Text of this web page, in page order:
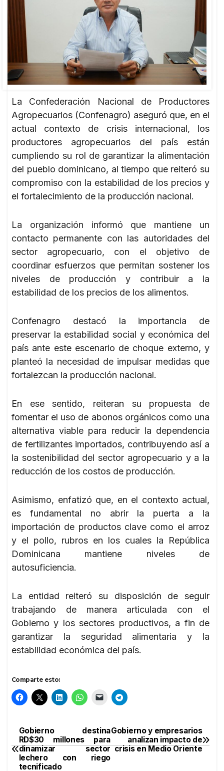
La Confederación Nacional de Productores
Agropecuarios (Confenagro) aseguró que, en el
actual contexto de crisis internacional, los
productores agropecuarios del país están
cumpliendo su rol de garantizar la alimentación
del pueblo dominicano, al tiempo que reiteró su
compromiso con la estabilidad de los precios y
el fortalecimiento de la producción nacional.
La organización informó que mantiene un
contacto permanente con las autoridades del
sector agropecuario, con el objetivo de
coordinar esfuerzos que permitan sostener los
niveles de producción y contribuir a la
estabilidad de los precios de los alimentos.
Confenagro destacó la importancia de
preservar la estabilidad social y económica del
país ante este escenario de choque externo, y
planteó la necesidad de impulsar medidas que
fortalezcan la producción nacional.
En ese sentido, reiteran su propuesta de
fomentar el uso de abonos orgánicos como una
alternativa viable para reducir la dependencia
de fertilizantes importados, contribuyendo así a
la sostenibilidad del sector agropecuario y a la
reducción de los costos de producción.
Asimismo, enfatizó que, en el contexto actual,
es fundamental no abrir la puerta a la
importación de productos clave como el arroz
y el pollo, rubros en los cuales la República
Dominicana mantiene niveles de
autosuficiencia.
La entidad reiteró su disposición de seguir
trabajando de manera articulada con el
Gobierno y los sectores productivos, a fin de
garantizar la seguridad alimentaria y la
estabilidad económica del país.
Comparte esto:
Navegación
de
Gobierno y empresarios
analizan impacto de
crisis en Medio Oriente
Gobierno destina
RD$30 millones para
dinamizar sector
lechero con riego
tecnificado